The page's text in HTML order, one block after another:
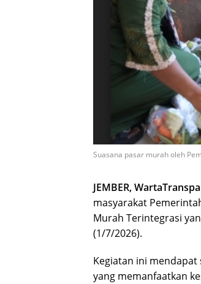
Suasana pasar murah oleh
JEMBER,
masyarakat
Murah Terintegrasi
(1/7/2026).
Kegiatan ini
yang memanfaatkan